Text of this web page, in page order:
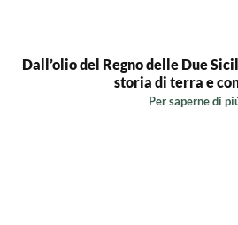
Dall’olio del Regno delle Due
storia di terra e
Per saperne di